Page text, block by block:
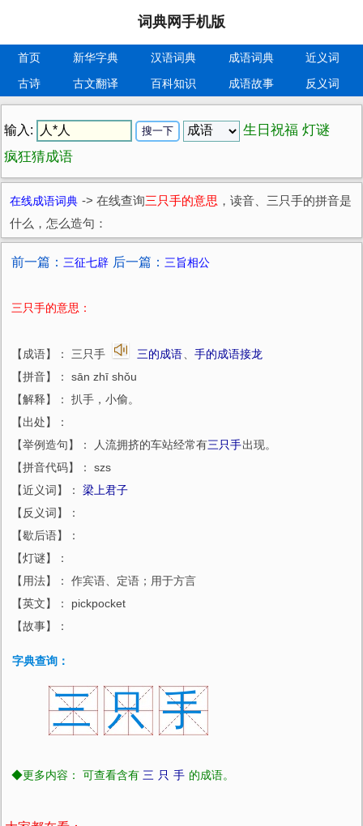
词典网手机版
首页 新华字典 汉语词典 成语词典
近义词
古诗
古文翻译 百科知识 成语故事 反义词
输入: 生日祝福 灯谜
疯狂猜成语
在线成语词典 -> 在线查询三只手的意思 ，读音、三只手的拼音是
什么，怎么造句：
前一篇： 三征七辟 后一篇： 三旨相公
三只手的意思：
【成语】： 三只手 三的成语
手的成语接龙
【拼音】： sān zhī shǒu
【解释】： 扒手，小偷。
【出处】：
【举例造句】： 人流拥挤的车站经常有三只手出现。
【拼音代码】： szs
【近义词】： 梁上君子
【反义词】：
【歇后语】：
【灯谜】：
【用法】： 作宾语、定语；用于方言
【英文】： pickpocket
【故事】：
字典查询：
三 只 手
◆更多内容： 可查看含有 三 只 手 的成语。